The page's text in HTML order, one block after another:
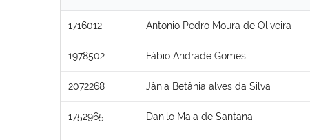
1716012 Antonio Pedro Moura de Oliveira
1978502 Fábio Andrade Gomes
2072268 Jânia Betânia alves da Silva
1752965 Danilo Maia de Santana